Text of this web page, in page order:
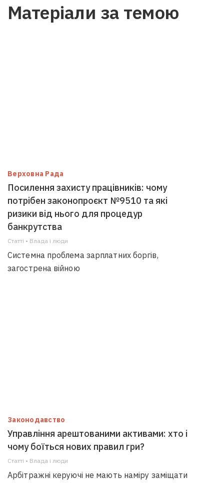
Матеріали за темою
Верховна Рада
Посилення захисту працівників: чому
потрібен законопроєкт №9510 та які
ризики від нього для процедур
банкрутства
Статті • Влада i люди
Системна проблема зарплатних боргів,
загострена війною
Законодавство
Управління арештованими активами: хто і
чому боїться нових правил гри?
Статті • Влада i люди
Арбітражні керуючі не мають наміру заміщати